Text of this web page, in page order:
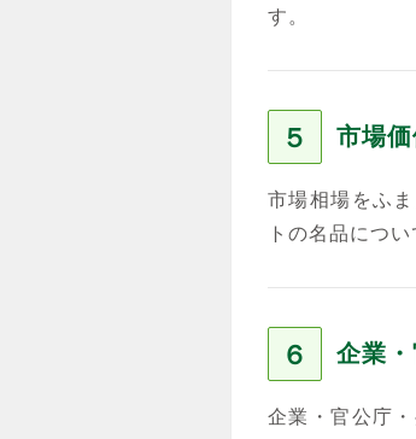
す。
５ 市場
市場相場をふ
トの名品につ
６ 企業
企業・官公庁